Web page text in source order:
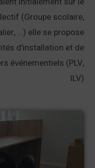
(Groupe scolaire,
...) elle se propose
d'installation et de
événementiels (PLV,
ILV)